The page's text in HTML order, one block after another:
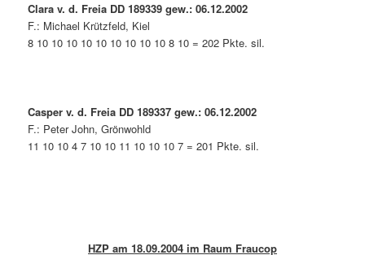
Clara v. d. Freia DD 189339 gew.: 06.12.2002
F.: Michael Krützfeld, Kiel
8 10 10 10 10 10 10 10 10 10 8 10 = 202 Pkte. sil.
Casper v. d. Freia DD 189337 gew.: 06.12.2002
F.: Peter John, Grönwohld
11 10 10 4 7 10 10 11 10 10 10 7 = 201 Pkte. sil.
HZP am 18.09.2004 im Raum Fraucop